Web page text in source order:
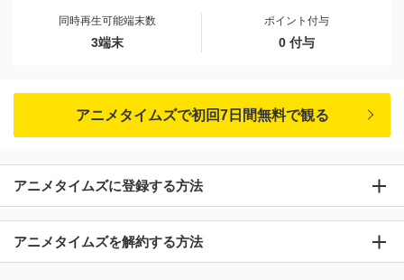
同時再生可能端末数
3端末
ポイント付与
0 付与
アニメタイムズで初回7日間無料で観る
アニメタイムズに登録する方法
アニメタイムズを解約する方法